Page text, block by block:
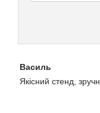
Василь
Якісний стенд,